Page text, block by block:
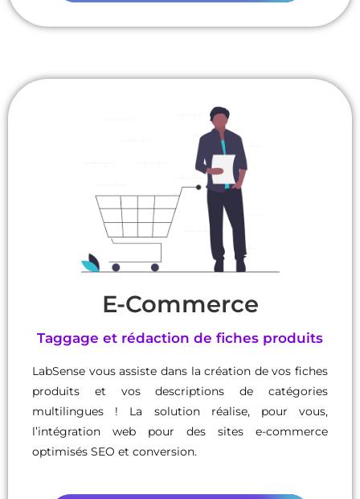
E-Commerce
Taggage et rédaction de fiches produits
LabSense vous assiste dans la création de vos fiches
produits et vos descriptions de catégories
multilingues ! La solution réalise, pour vous,
l’intégration web pour des sites e-commerce
optimisés SEO et conversion.